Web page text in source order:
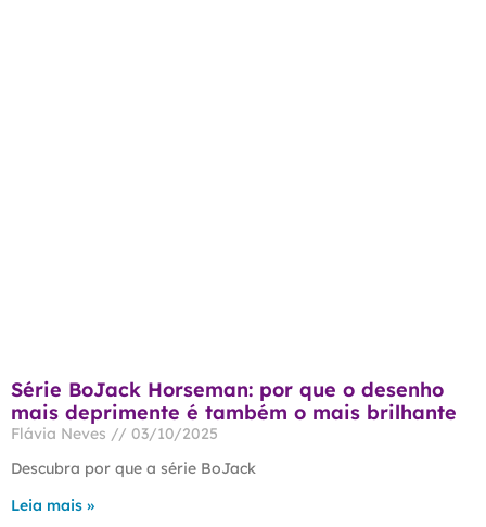
Série BoJack Horseman: por que o desenho
mais deprimente é também o mais brilhante
Flávia Neves
03/10/2025
Descubra por que a série BoJack
Leia mais »